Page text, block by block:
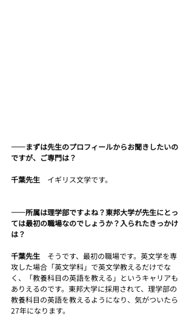
――まずは先生のプロフィールからお聞きしたいの
ですが、ご専門は？
千葉先生 イギリス文学です。
――所属は理学部ですよね？東邦大学が先生にとっ
ては最初の職場なのでしょうか？入られたきっかけ
は？
千葉先生 そうです、最初の職場です。英文学を専
攻した場合「英文学科」で英文学教えるだけでな
く、「教養科目の英語を教える」というキャリアも
ありえるのです。東邦大学に採用されて、理学部の
教養科目の英語を教えるようになり、気がついたら
27年になります。